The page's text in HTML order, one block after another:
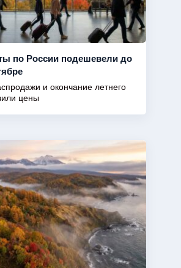
по России подешевели до
и окончание летнего
цены